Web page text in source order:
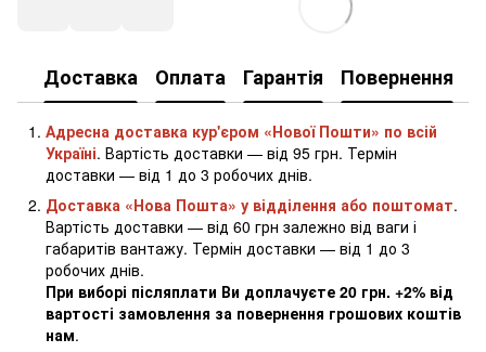
Доставка Оплата Гарантія Повернення
Адресна доставка кур'єром «Нової Пошти» по всій
Україні. Вартість доставки — від 95 грн. Термін
доставки — від 1 до 3 робочих днів.
Доставка «Нова Пошта» у відділення або поштомат.
Вартість доставки — від 60 грн залежно від ваги і
габаритів вантажу. Термін доставки — від 1 до 3
робочих днів.
При виборі післяплати Ви доплачуєте 20 грн. +2% від
вартості замовлення за повернення грошових коштів
нам.